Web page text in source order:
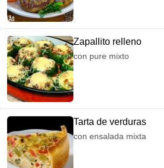
Zapallito relleno
con pure mixto
Tarta de verduras
con ensalada mixta